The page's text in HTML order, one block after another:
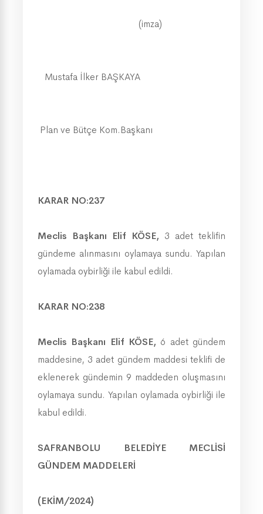
(imza)
Mustafa İlker BAŞKAYA
Plan ve Bütçe Kom.Başkanı
KARAR NO:237
Meclis Başkanı Elif KÖSE, 3 adet teklifin
gündeme alınmasını oylamaya sundu. Yapılan
oylamada oybirliği ile kabul edildi.
KARAR NO:238
Meclis Başkanı Elif KÖSE, 6 adet gündem
maddesine, 3 adet gündem maddesi teklifi de
eklenerek gündemin 9 maddeden oluşmasını
oylamaya sundu. Yapılan oylamada oybirliği ile
kabul edildi.
SAFRANBOLU BELEDİYE MECLİSİ
GÜNDEM MADDELERİ
(EKİM/2024)